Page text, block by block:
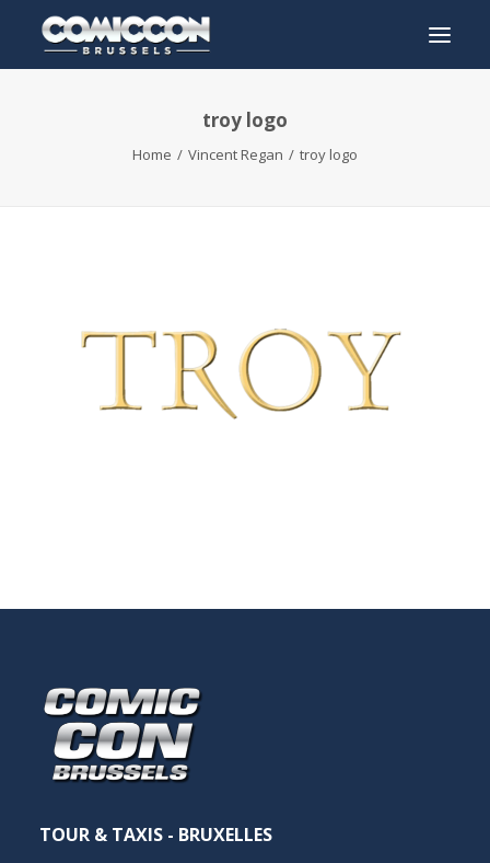
INFO
PROGRAMME
TICKETS
troy logo
Home Vincent Regan troy logo
TOUR & TAXIS - BRUXELLES